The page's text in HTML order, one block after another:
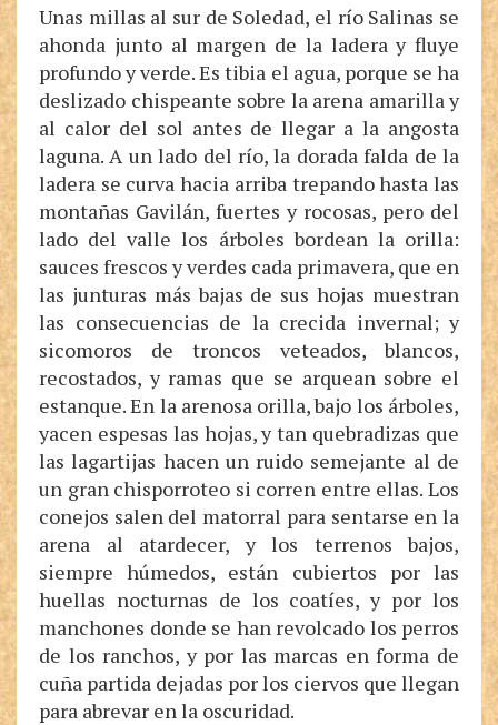
Unas millas al sur de Soledad, el río Salinas se
ahonda junto al margen de la ladera y fluye
profundo y verde. Es tibia el agua, porque se ha
deslizado chispeante sobre la arena amarilla y
al calor del sol antes de llegar a la angosta
laguna. A un lado del río, la dorada falda de la
ladera se curva hacia arriba trepando hasta las
montañas Gavilán, fuertes y rocosas, pero del
lado del valle los árboles bordean la orilla:
sauces frescos y verdes cada primavera, que en
las junturas más bajas de sus hojas muestran
las consecuencias de la crecida invernal; y
sicomoros de troncos veteados, blancos,
recostados, y ramas que se arquean sobre el
estanque. En la arenosa orilla, bajo los árboles,
yacen espesas las hojas, y tan quebradizas que
las lagartijas hacen un ruido semejante al de
un gran chisporroteo si corren entre ellas. Los
conejos salen del matorral para sentarse en la
arena al atardecer, y los terrenos bajos,
siempre húmedos, están cubiertos por las
huellas nocturnas de los coatíes, y por los
manchones donde se han revolcado los perros
de los ranchos, y por las marcas en forma de
cuña partida dejadas por los ciervos que llegan
para abrevar en la oscuridad.